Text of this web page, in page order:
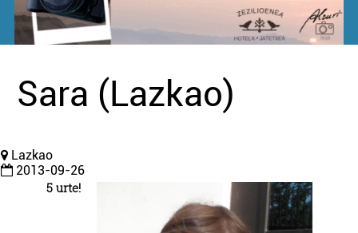
Sara (Lazkao)
Lazkao
2013-09-26
5 urte!